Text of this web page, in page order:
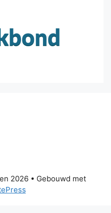
2026• Gebouwd met